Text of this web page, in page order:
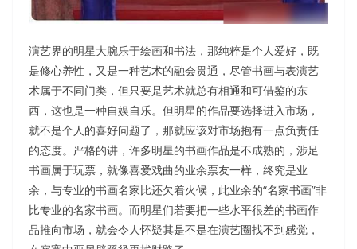
演艺界的明星大腕乐于绘画和书法，那纯粹是个人爱好，既
是修心养性，又是一种艺术的融会贯通，尽管书画与表演艺
术属于不同门类，但只要是艺术就总有相通和可借鉴的东
西，这也是一种自娱自乐。但明星的作品要选择进入市场，
就不是个人的喜好问题了，那就应该对市场抱有一点负责任
的态度。严格的讲，许多明星的书画作品是不成熟的，涉足
书画属于玩票，就像喜爱戏曲的业余票友一样，终究是业
余，与专业的书画名家比还欠着火候，此业余的“名家书画”非
比专业的名家书画。而明星们若要把一些水平很差的书画作
品推向市场，就会令人怀疑其是不是在演艺圈找不到感觉，